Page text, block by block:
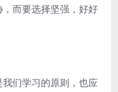
而要选择坚强，好好
们学习的原则，也应